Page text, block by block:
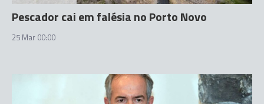
Pescador cai em falésia no Porto Novo
25 Mar 00:00